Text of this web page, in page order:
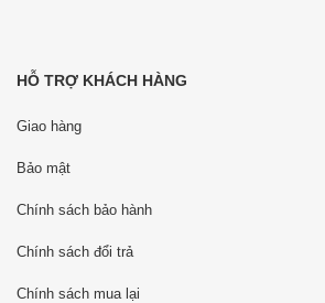
HỖ TRỢ KHÁCH HÀNG
Giao hàng
Bảo mật
Chính sách bảo hành
Chính sách đổi trả
Chính sách mua lại